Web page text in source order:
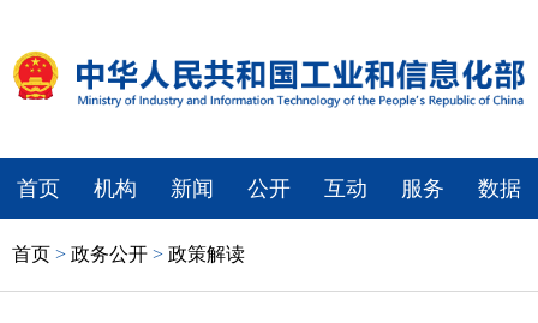
首页 机构 新闻 公开 互动 服务 数据
首页 > 政务公开 > 政策解读